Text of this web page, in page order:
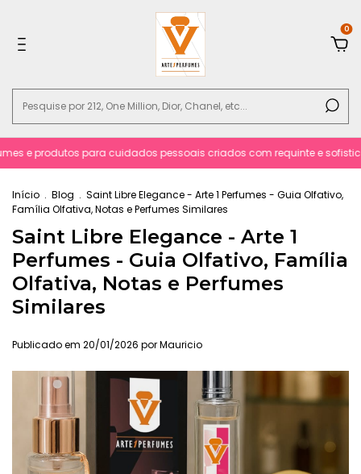
0
e produtos para cuidados pessoais criados com requinte e
Início . Blog . Saint Libre Elegance - Arte 1 Perfumes - Guia Olfativo,
Família Olfativa, Notas e Perfumes Similares
Saint Libre Elegance - Arte 1
Perfumes - Guia Olfativo, Família
Olfativa, Notas e Perfumes
Similares
Publicado em 20/01/2026 por Mauricio